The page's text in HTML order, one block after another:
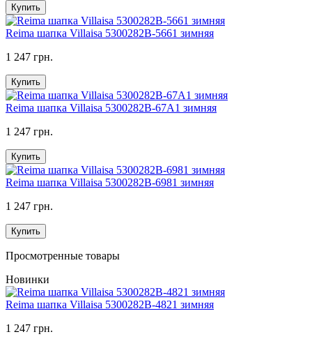
Купить
Reima шапка Villaisa 5300282B-5661 зимняя
1 247 грн.
Купить
Reima шапка Villaisa 5300282B-67A1 зимняя
1 247 грн.
Купить
Reima шапка Villaisa 5300282B-6981 зимняя
1 247 грн.
Купить
Просмотренные товары
Новинки
Reima шапка Villaisa 5300282B-4821 зимняя
1 247 грн.